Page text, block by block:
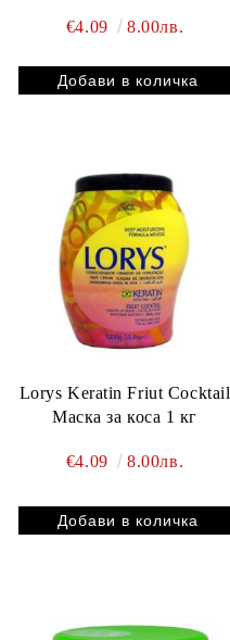
€4.09 8.00лв.
Lorys Keratin Friut Cocktail
Маска за коса 1 кг
€4.09 8.00лв.